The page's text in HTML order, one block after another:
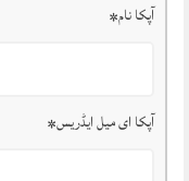
آپکا نام*
آپکا ای میل ایڈریس*